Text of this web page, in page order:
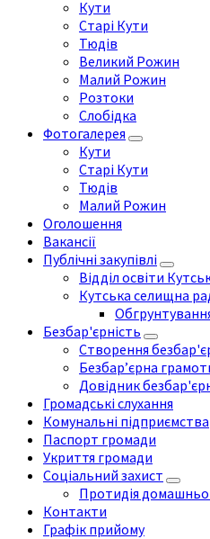
Кути
Старі Кути
Тюдів
Великий Рожин
Малий Рожин
Розтоки
Слобідка
Фотогалерея
Кути
Старі Кути
Тюдів
Малий Рожин
Оголошення
Вакансії
Публічні закупівлі
Відділ освіти
Кутська селищна
Безбар'єрність
Створення
Безбар’єрна
Довідник
Громадські слухання
Комунальні підприємства
Паспорт громади
Укриття громади
Соціальний захист
Протидія
Контакти
Графік прийому